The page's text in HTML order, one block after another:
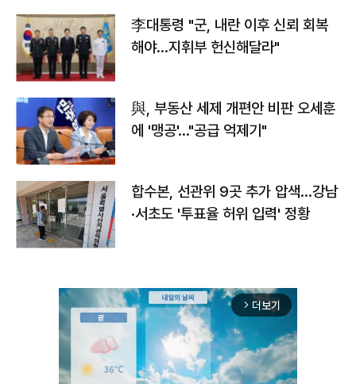
李대통령 "군, 내란 이후 신뢰 회복
해야…지휘부 헌신해달라"
與, 부동산 세제 개편안 비판 오세훈
에 '맹공'…"공급 억제기"
합수본, 선관위 9곳 추가 압색…강남
·서초도 '투표율 허위 입력' 정황
arrow_forward_ios 더보기